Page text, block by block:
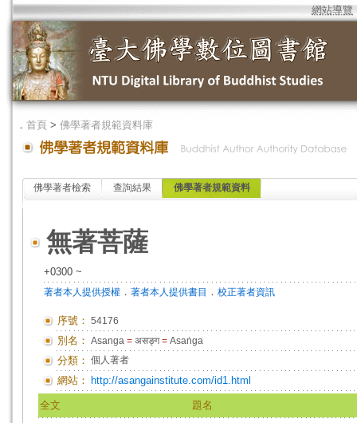
網站導覽
． 首頁 > 佛學著者規範資料庫
佛學著者檢索 查詢結果 佛學著者規範資料
無著菩薩
+0300 ~
著者本人提供授權 ． 著者本人提供書目 ． 校正著者資訊
序號： 54176
別名： Asanga = असङ्ग= Asaṅga
分類： 個人著者
網站： http://asangainstitute.com/id1.html
全文 題名